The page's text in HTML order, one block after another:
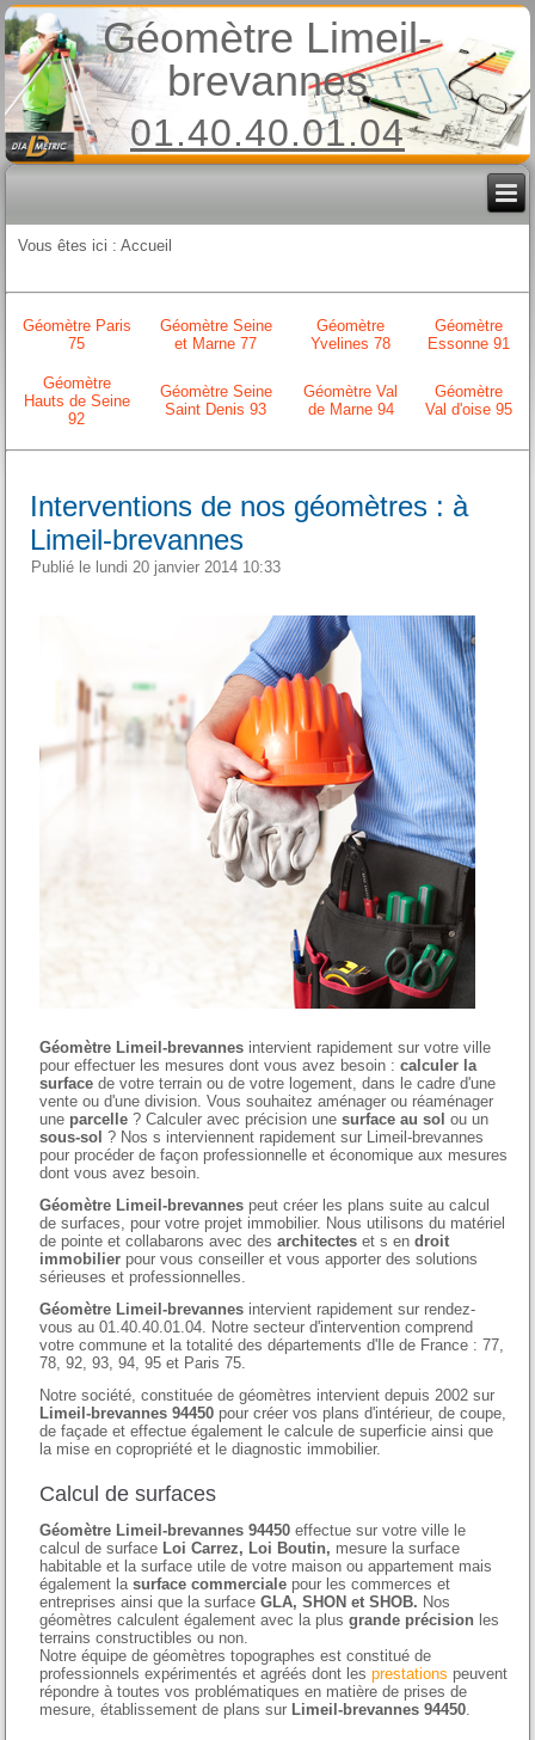
Géomètre Limeil-
brevannes
01.40.40.01.04
Vous êtes ici :Accueil
Géomètre Paris
75
Géomètre Seine
et Marne 77
Géomètre
Yvelines 78
Géomètre
Essonne 91
Géomètre
Hauts de Seine
92
Géomètre Seine
Saint Denis 93
Géomètre Val
de Marne 94
Géomètre
Val d'oise 95
Interventions de nos géomètres : à
Limeil-brevannes
Publié le lundi 20 janvier 2014 10:33
Géomètre Limeil-brevannes intervient rapidement sur votre ville
pour effectuer les mesures dont vous avez besoin :calculer la
surface de votre terrain ou de votre logement, dans le cadre d'une
vente ou d'une division. Vous souhaitez aménager ou réaménager
une parcelle ? Calculer avec précision unesurface au sol ou un
sous-sol ? Nos s interviennent rapidement sur Limeil-brevannes
pour procéder de façon professionnelle et économique aux mesures
dont vous avez besoin.
Géomètre Limeil-brevannes peut créer les plans suite au calcul
de surfaces, pour votre projet immobilier. Nous utilisons du matériel
de pointe et collabarons avec desarchitectes et s endroit
immobilier pour vous conseiller et vous apporter des solutions
sérieuses et professionnelles.
Géomètre Limeil-brevannes intervient rapidement sur rendez-
vous au 01.40.40.01.04. Notre secteur d'intervention comprend
votre commune et la totalité des départements d'Ile de France : 77,
78, 92, 93, 94, 95 et Paris 75.
Notre société, constituée de géomètres intervient depuis 2002 sur
Limeil-brevannes 94450 pour créer vos plans d'intérieur, de coupe,
de façade et effectue également le calcule de superficie ainsi que
la mise en copropriété et le diagnostic immobilier.
Calcul de surfaces
Géomètre Limeil-brevannes 94450 effectue sur votre ville le
calcul de surface Loi Carrez, Loi Boutin, mesure la surface
habitable et la surface utile de votre maison ou appartement mais
également lasurface commerciale pour les commerces et
entreprises ainsi que la surfaceGLA, SHON et SHOB. Nos
géomètres calculent également avec la plusgrande précision les
terrains constructibles ou non.
Notre équipe de géomètres topographes est constitué de
professionnels expérimentés et agréés dont lesprestations peuvent
répondre à toutes vos problématiques en matière de prises de
mesure, établissement de plans sur Limeil-brevannes 94450